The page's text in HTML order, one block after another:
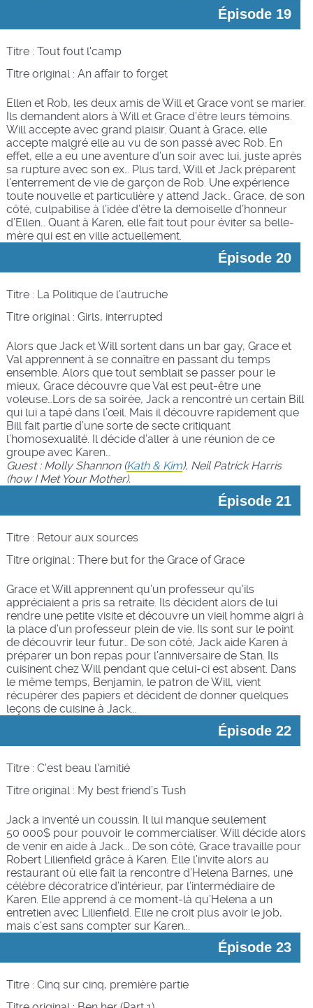
Épisode 19
Titre : Tout fout l'camp
Titre original : An affair to forget
Ellen et Rob, les deux amis de Will et Grace vont se marier.
Ils demandent alors à Will et Grace d’être leurs témoins.
Will accepte avec grand plaisir. Quant à Grace, elle
accepte malgré elle au vu de son passé avec Rob. En
effet, elle a eu une aventure d’un soir avec lui, juste après
sa rupture avec son ex… Plus tard, Will et Jack préparent
l’enterrement de vie de garçon de Rob. Une expérience
toute nouvelle et particulière y attend Jack… Grace, de son
côté, culpabilise à l’idée d’être la demoiselle d’honneur
d’Ellen… Quant à Karen, elle fait tout pour éviter sa belle-
mère qui est en ville actuellement.
Épisode 20
Titre : La Politique de l'autruche
Titre original : Girls, interrupted
Alors que Jack et Will sortent dans un bar gay, Grace et
Val apprennent à se connaître en passant du temps
ensemble. Alors que tout semblait se passer pour le
mieux, Grace découvre que Val est peut-être une
voleuse…Lors de sa soirée, Jack a rencontré un certain Bill
qui lui a tapé dans l’œil. Mais il découvre rapidement que
Bill fait partie d’une sorte de secte critiquant
l’homosexualité. Il décide d’aller à une réunion de ce
groupe avec Karen…
Guest : Molly Shannon (Kath & Kim), Neil Patrick Harris
(how I Met Your Mother).
Épisode 21
Titre : Retour aux sources
Titre original : There but for the Grace of Grace
Grace et Will apprennent qu’un professeur qu’ils
appréciaient a pris sa retraite. Ils décident alors de lui
rendre une petite visite et découvre un vieil homme aigri à
la place d’un professeur plein de vie. Ils sont sur le point
de découvrir leur futur… De son côté, Jack aide Karen à
préparer un bon repas pour l’anniversaire de Stan. Ils
cuisinent chez Will pendant que celui-ci est absent. Dans
le même temps, Benjamin, le patron de Will, vient
récupérer des papiers et décident de donner quelques
leçons de cuisine à Jack...
Épisode 22
Titre : C'est beau l'amitié
Titre original : My best friend’s Tush
Jack a inventé un coussin. Il lui manque seulement
50 000$ pour pouvoir le commercialiser. Will décide alors
de venir en aide à Jack... De son côté, Grace travaille pour
Robert Lilienfield grâce à Karen. Elle l’invite alors au
restaurant où elle fait la rencontre d’Helena Barnes, une
célèbre décoratrice d’intérieur, par l’intermédiaire de
Karen. Elle apprend à ce moment-là qu’Helena a un
entretien avec Lilienfield. Elle ne croit plus avoir le job,
mais c’est sans compter sur Karen...
Épisode 23
Titre : Cinq sur cinq, première partie